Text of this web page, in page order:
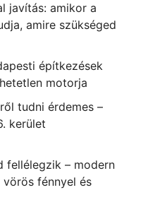
javítás: amikor a
amire szükséged
építkezések
motorja
tudni érdemes –
kerület
fellélegzik – modern
fénnyel és